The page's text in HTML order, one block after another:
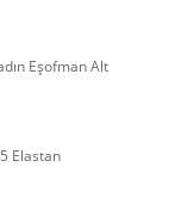
Eşofman Alt
Elastan